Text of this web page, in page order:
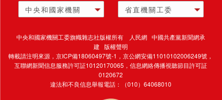
中央和國家機關 省直機關工委
中央和國家機關工委旗幟雜志社版權所有 人民網 中國共產黨新聞網承
建 版權聲明
轉載請注明來源，京ICP備18060497號-1 ，京公網安備11010102006249號，
互聯網新聞信息服務許可証10120170065，信息網絡傳播視聽節目許可証
0120672
違法和不良信息舉報電話：（010）64068010